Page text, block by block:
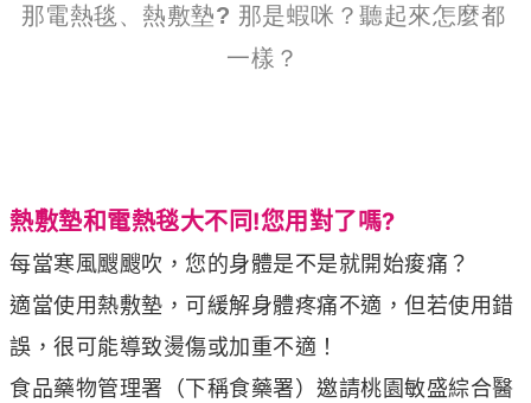
那電熱毯、熱敷墊? 那是蝦咪？聽起來怎麼都
一樣？
熱敷墊和電熱毯大不同!您用對了嗎?
每當寒風颼颼吹，您的身體是不是就開始痠痛？
適當使用熱敷墊，可緩解身體疼痛不適，但若使用錯
誤，很可能導致燙傷或加重不適！
食品藥物管理署（下稱食藥署）邀請桃園敏盛綜合醫